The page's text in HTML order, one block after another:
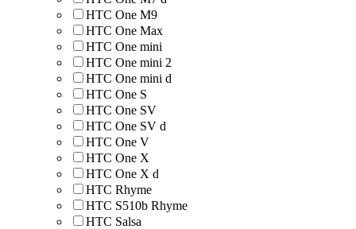
HTC One M9
HTC One Max
HTC One mini
HTC One mini 2
HTC One mini d
HTC One S
HTC One SV
HTC One SV d
HTC One V
HTC One X
HTC One X d
HTC Rhyme
HTC S510b Rhyme
HTC Salsa